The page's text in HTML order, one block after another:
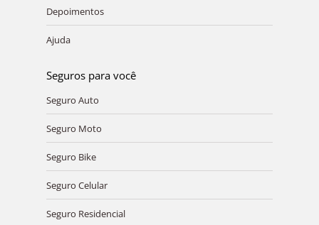
Depoimentos
Ajuda
Seguros para você
Seguro Auto
Seguro Moto
Seguro Bike
Seguro Celular
Seguro Residencial